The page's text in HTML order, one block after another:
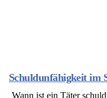
Schuldunfähigkeit im
Wann ist ein Täter